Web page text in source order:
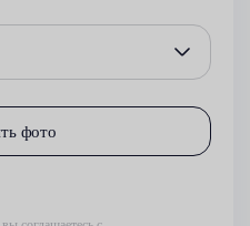
фото